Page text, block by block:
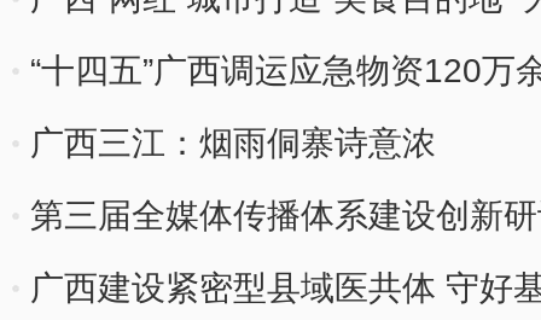
“十四五”广西调运应急物资120万
广西三江：烟雨侗寨诗意浓
第三届全媒体传播体系建设创新
广西建设紧密型县域医共体 守好